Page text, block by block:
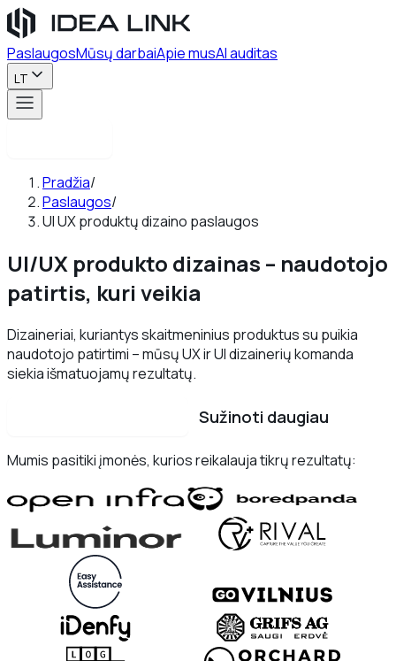
PaslaugosMūsų darbaiApie musAI auditas
LT
Pradžia/
Paslaugos/
UI UX produktų dizaino paslaugos
UI/UX produkto dizainas – naudotojo
patirtis, kuri veikia
Dizaineriai, kuriantys skaitmeninius produktus su puikia
naudotojo patirtimi – mūsų UX ir UI dizainerių komanda
siekia išmatuojamų rezultatų.
Sužinoti daugiau
Mumis pasitiki įmonės, kurios reikalauja tikrų rezultatų: